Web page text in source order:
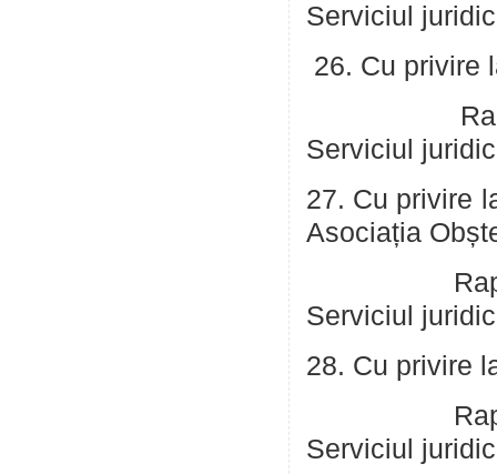
Serviciul juridic
26. Cu privire
Raportor:
Serviciul juridic
27. Cu privire
Asociația
Raportor:
Serviciul juridic
28. Cu privire
Raportor:
Serviciul juridic